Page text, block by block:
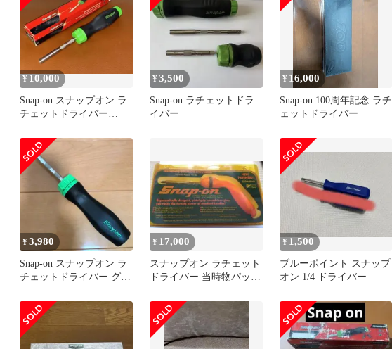
¥ 10,000
Snap-on スナップオン ラ
チェットドライバー
¥3,500
Snap-on ラチェットドラ
イバー
¥ 16,000
Snap-on 100周年記念 ラチ
ェットドライバー
¥3,980
Snap-on スナップオン ラ
チェットドライバー グリ
¥ 17,000
スナップオン ラチェット
ドライバー 当時物パッケ
¥1,500
ブルーポイント スナップ
オン 1/4 ドライバー